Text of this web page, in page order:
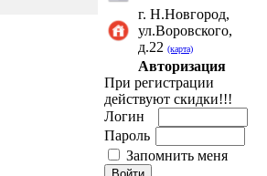
г. Н.Новгород,
ул.Воровского,
д.22 (карта)
Авторизация
При регистрации
действуют скидки!!!
Логин
Пароль
Запомнить меня